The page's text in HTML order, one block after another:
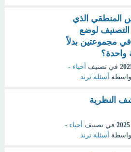
المنطقي الذي
التصنيف لوضع
في مجموعتين بدلاً
في تصنيف
أحياء -
أسئلة ترند
النظرية
في تصنيف
أحياء -
أسئلة ترند